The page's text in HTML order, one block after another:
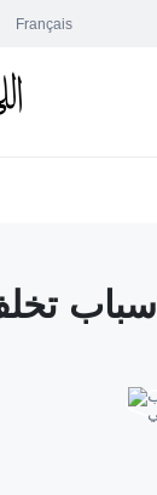
Français
أسباب